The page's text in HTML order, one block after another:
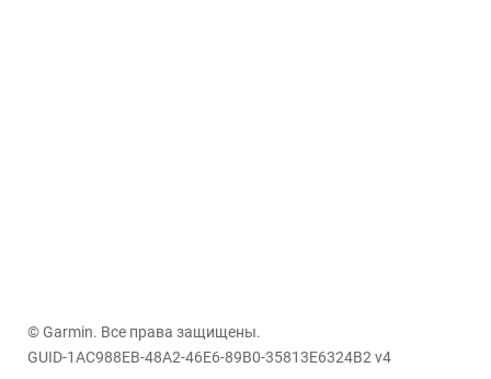
© Garmin. Все права защищены.
GUID-1AC988EB-48A2-46E6-89B0-35813E6324B2 v4